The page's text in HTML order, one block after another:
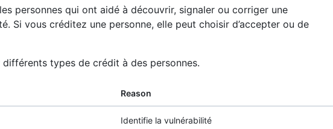
personnes qui ont aidé à découvrir, signaler ou corriger une
Si vous créditez une personne, elle peut choisir d’accepter ou de
types de crédit à des personnes.
Reason
Identifie la vulnérabilité